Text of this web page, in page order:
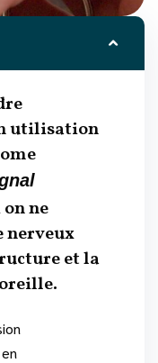
utilisation
on ne
nerveux
et la